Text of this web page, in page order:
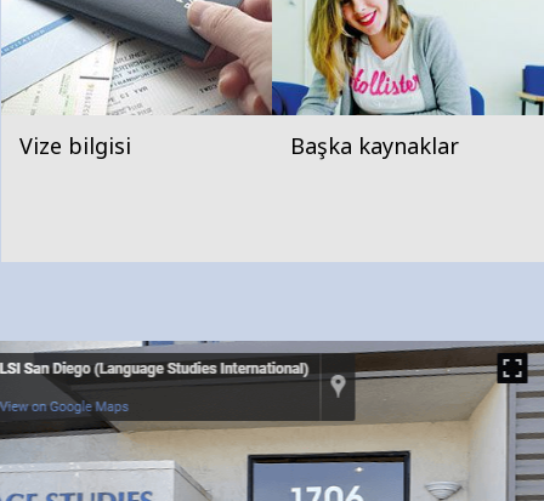
Vize bilgisi Başka kaynaklar